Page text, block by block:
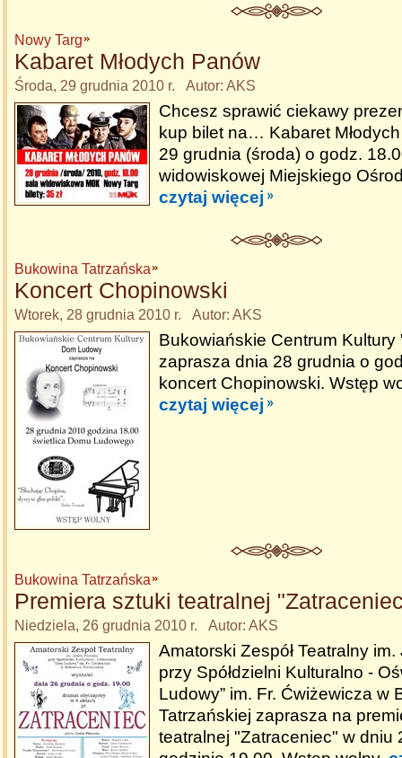
Nowy Targ
Kabaret Młodych Panów
Środa, 29 grudnia 2010 r. Autor: AKS
Chcesz sprawić ciekawy
kup bilet na… Kabaret
29 grudnia (środa) o godz.
widowiskowej Miejskiego
czytaj więcej
Bukowina Tatrzańska
Koncert Chopinowski
Wtorek, 28 grudnia 2010 r. Autor: AKS
Bukowiańskie Centrum
zaprasza dnia 28 grudnia o
koncert Chopinowski. Wstęp
czytaj więcej
Bukowina Tatrzańska
Premiera sztuki teatralnej
Niedziela, 26 grudnia 2010 r. Autor: AKS
Amatorski Zespół Teatralny
przy Spółdzielni Kulturalno -
Ludowy” im. Fr. Ćwiżewicza w
Tatrzańskiej zaprasza na
teatralnej "Zatraceniec" w dniu